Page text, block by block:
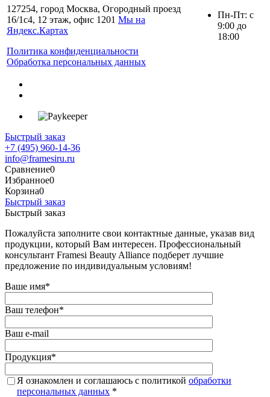
127254, город Москва, Огородный проезд
16/1с4, 12 этаж, офис 1201 Мы на
Яндекс.Картах
Политика конфиденциальности
Обработка персональных данных
Пн-Пт: с
9:00 до
18:00
Быстрый заказ
+7 (495) 960-14-36
info@framesiru.ru
Сравнение0
Избранное0
Корзина0
Быстрый заказ
Быстрый заказ
Пожалуйста заполните свои контактные данные, указав вид
продукции, который Вам интересен. Профессиональный
консультант Framesi Beauty Alliance подберет лучшие
предложение по индивидуальным условиям!
Ваше имя*
Ваш телефон*
Ваш e-mail
Продукция*
Я ознакомлен и соглашаюсь с политикой обработки
персональных данных *